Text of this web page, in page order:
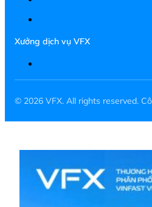
Xưởng dịch vụ VFX
© 2026 VFX. All rights reserved.